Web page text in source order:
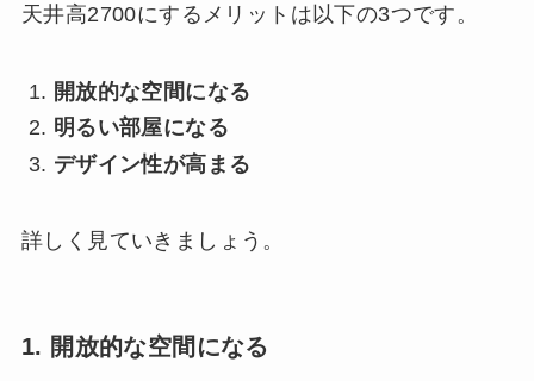
天井高2700にするメリットは以下の3つです。
開放的な空間になる
明るい部屋になる
デザイン性が高まる
詳しく見ていきましょう。
1. 開放的な空間になる